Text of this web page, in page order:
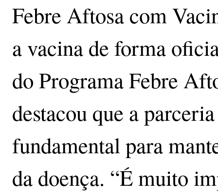
Febre Aftosa com
a vacina de forma
do Programa Febre
destacou que a
fundamental para
da doença. “É muito